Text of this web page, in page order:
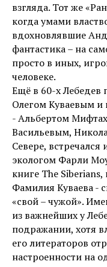
взгляда. Тот же
когда умами
вдохновлявшие
фантастика – на
просто в иных,
человеке.
Ещё в 60-х Лебедев
Олегом Куваевым и
- Альбертом
Васильевым,
Севере,
экологом Фарли
книге The
Фамилия Куваева -
«свой – чужой».
из важнейших у
подражании, хотя
его литераторов
настроенности на